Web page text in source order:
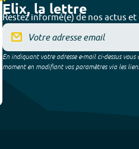
Elix, la lettre
Restez informé(e) de nos actus
En indiquant votre adresse e-mail ci-dessus
moment en modifiant vos paramètres via les